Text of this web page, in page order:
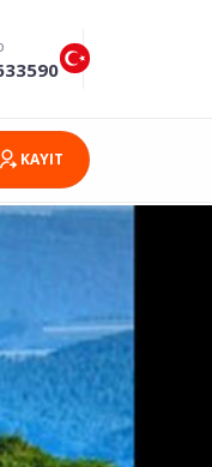
KAYIT